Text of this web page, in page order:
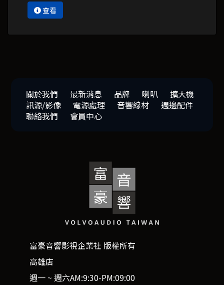
查看
關於我們 最新消息 品牌 喇叭
擴大機
訊源/影像
電源處理 音響線材
週邊配件
聯絡我們
會員中心
富豪音響影視企業社 版權所有
高雄店
週一 ~ 週六AM:9:30-PM:09:00